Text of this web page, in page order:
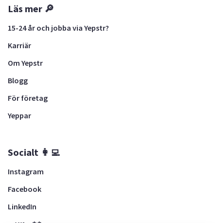
Läs mer 🔎
15-24 år och jobba via Yepstr?
Karriär
Om Yepstr
Blogg
För företag
Yeppar
Socialt 👩‍💻
Instagram
Facebook
LinkedIn